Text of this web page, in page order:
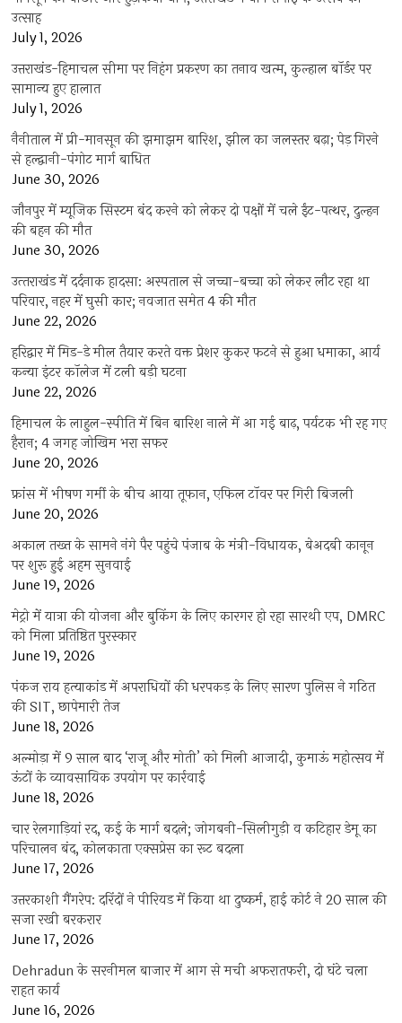
उत्साह
July 1, 2026
उत्तराखंड-हिमाचल सीमा पर निहंग प्रकरण का तनाव खत्म, कुल्हाल बॉर्डर पर
सामान्य हुए हालात
July 1, 2026
नैनीताल में प्री-मानसून की झमाझम बारिश, झील का जलस्तर बढ़ा; पेड़ गिरने
से हल्द्वानी-पंगोट मार्ग बाधित
June 30, 2026
जौनपुर में म्यूजिक सिस्टम बंद करने को लेकर दो पक्षों में चले ईंट-पत्थर, दुल्हन
की बहन की मौत
June 30, 2026
उत्‍तराखंड में दर्दनाक हादसा: अस्पताल से जच्चा-बच्चा को लेकर लौट रहा था
परिवार, नहर में घुसी कार; नवजात समेत 4 की मौत
June 22, 2026
हरिद्वार में मिड-डे मील तैयार करते वक्त प्रेशर कुकर फटने से हुआ धमाका, आर्य
कन्या इंटर कॉलेज में टली बड़ी घटना
June 22, 2026
हिमाचल के लाहुल-स्पीति में बिन बारिश नाले में आ गई बाढ़, पर्यटक भी रह गए
हैरान; 4 जगह जोखिम भरा सफर
June 20, 2026
फ्रांस में भीषण गर्मी के बीच आया तूफान, एफिल टॉवर पर गिरी बिजली
June 20, 2026
अकाल तख्त के सामने नंगे पैर पहुंचे पंजाब के मंत्री-विधायक, बेअदबी कानून
पर शुरू हुई अहम सुनवाई
June 19, 2026
मेट्रो में यात्रा की योजना और बुकिंग के लिए कारगर हो रहा सारथी एप, DMRC
को मिला प्रतिष्ठित पुरस्कार
June 19, 2026
पंकज राय हत्याकांड में अपराधियों की धरपकड़ के लिए सारण पुलिस ने गठित
की SIT, छापेमारी तेज
June 18, 2026
अल्मोड़ा में 9 साल बाद ‘राजू और मोती’ को मिली आजादी, कुमाऊं महोत्सव में
ऊंटों के व्यावसायिक उपयोग पर कार्रवाई
June 18, 2026
चार रेलगाड़ियां रद, कई के मार्ग बदले; जोगबनी-सिलीगुड़ी व कटिहार डेमू का
परिचालन बंद, कोलकाता एक्सप्रेस का रूट बदला
June 17, 2026
उत्तरकाशी गैंगरेप: दरिंदों ने पीरियड में किया था दुष्कर्म, हाई कोर्ट ने 20 साल की
सजा रखी बरकरार
June 17, 2026
Dehradun के सरनीमल बाजार में आग से मची अफरातफरी, दो घंटे चला
राहत कार्य
June 16, 2026